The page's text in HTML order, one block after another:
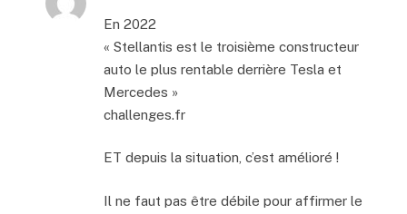
En 2022
« Stellantis est le troisième constructeur
auto le plus rentable derrière Tesla et
Mercedes »
challenges.fr
ET depuis la situation, c’est amélioré !
Il ne faut pas être débile pour affirmer le